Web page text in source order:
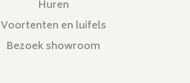
Huren
Voortenten en luifels
Bezoek showroom